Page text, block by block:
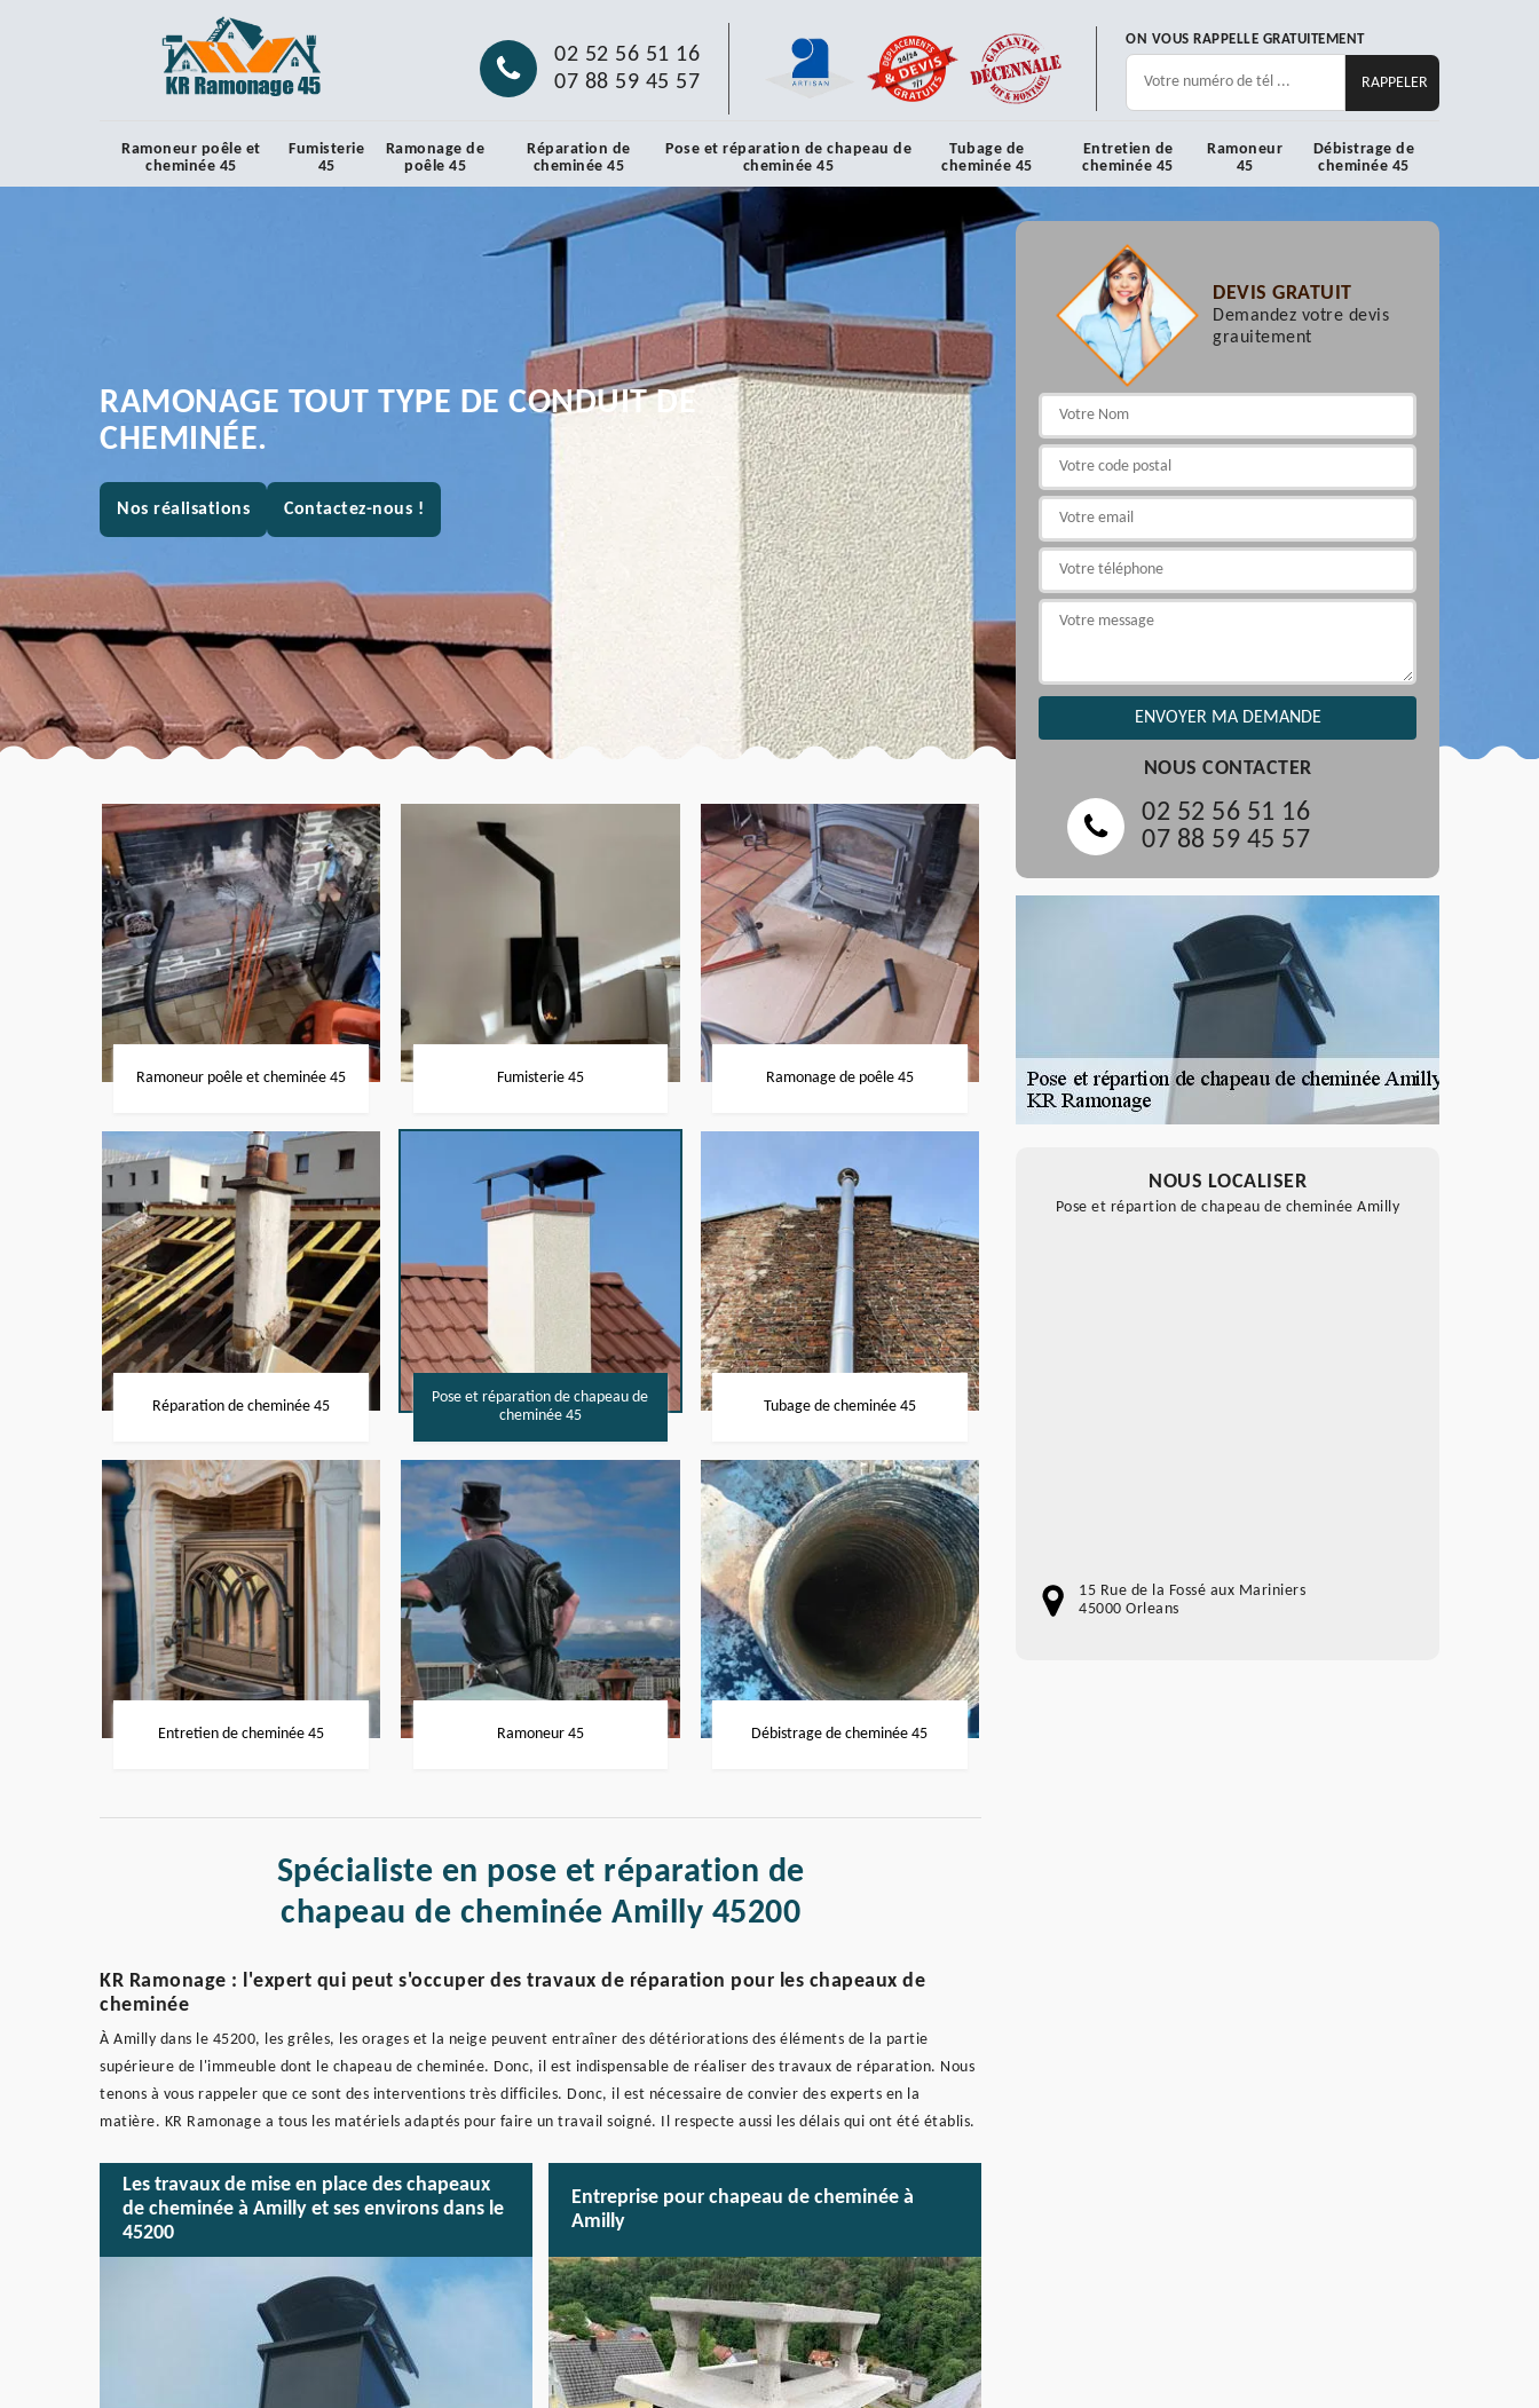
02 52 56 51 16
07 88 59 45 57
ON VOUS RAPPELLE GRATUITEMENT
Ramoneur poêle et
cheminée 45
Fumisterie
45
Ramonage de
poêle 45
Réparation de
cheminée 45
Pose et réparation de chapeau de
cheminée 45
Tubage de
cheminée 45
Entretien de
cheminée 45
Ramoneur
45
Débistrage de
cheminée 45
RAMONAGE TOUT TYPE DE CONDUIT DE
CHEMINÉE.
Nos réalisations Contactez-nous !
Ramoneur poêle et cheminée 45 Fumisterie 45 Ramonage de poêle 45
Réparation de cheminée 45
Pose et réparation de chapeau de
cheminée 45
Tubage de cheminée 45
Entretien de cheminée 45 Ramoneur 45 Débistrage de cheminée 45
Spécialiste en pose et réparation de
chapeau de cheminée Amilly 45200
KR Ramonage : l'expert qui peut s'occuper des travaux de réparation pour les chapeaux de
cheminée
À Amilly dans le 45200, les grêles, les orages et la neige peuvent entraîner des détériorations des éléments de la partie
supérieure de l'immeuble dont le chapeau de cheminée. Donc, il est indispensable de réaliser des travaux de réparation. Nous
tenons à vous rappeler que ce sont des interventions très difficiles. Donc, il est nécessaire de convier des experts en la
matière. KR Ramonage a tous les matériels adaptés pour faire un travail soigné. Il respecte aussi les délais qui ont été établis.
Les travaux de mise en place des chapeaux
de cheminée à Amilly et ses environs dans le
45200
Entreprise pour chapeau de cheminée à
Amilly
DEVIS GRATUIT
Demandez votre devis
grauitement
NOUS CONTACTER
02 52 56 51 16
07 88 59 45 57
NOUS LOCALISER
Pose et répartion de chapeau de cheminée Amilly
15 Rue de la Fossé aux Mariniers
45000 Orleans